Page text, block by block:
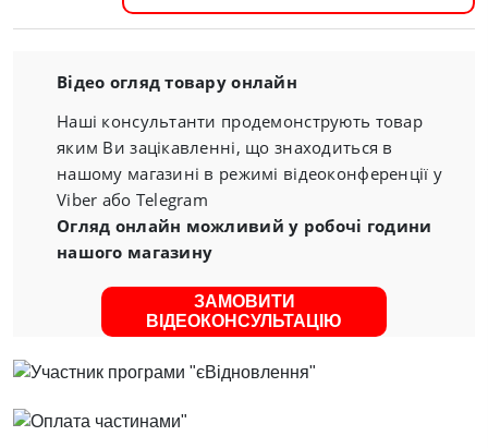
Відео огляд товару онлайн
Наші консультанти продемонструють товар
яким Ви зацікавленні, що знаходиться в
нашому магазині в режимі відеоконференції у
Viber або Telegram
Огляд онлайн можливий у робочі години
нашого магазину
ЗАМОВИТИ
ВІДЕОКОНСУЛЬТАЦІЮ